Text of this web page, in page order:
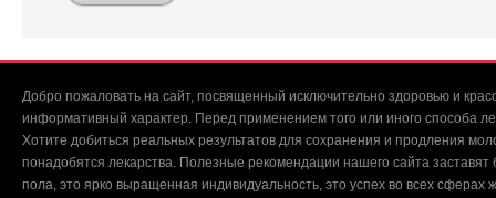
Добро пожаловать на сайт, посвященный исключительно здоровью и
информативный характер. Перед применением того или иного способа
Хотите добиться реальных результатов для сохранения и продления
понадобятся лекарства. Полезные рекомендации нашего сайта
пола, это ярко выращенная индивидуальность, это успех во всех